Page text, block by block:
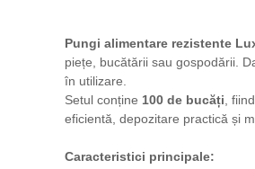
Pungi alimentare rezistente
piețe, bucătării sau gospodării.
în utilizare.
Setul conține 100 de bucăți ,
eficientă, depozitare practică și
Caracteristici principale: